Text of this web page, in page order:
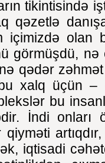
tikintisində
qəzetlə
içimizdə olan
görmüşdü,
qədər
xalq üçün –
bu
İndi onları
qiyməti
iqtisadi